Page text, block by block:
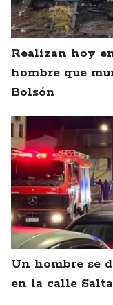
Realizan hoy
hombre que
Bolsón
Un hombre se
en la calle Salta